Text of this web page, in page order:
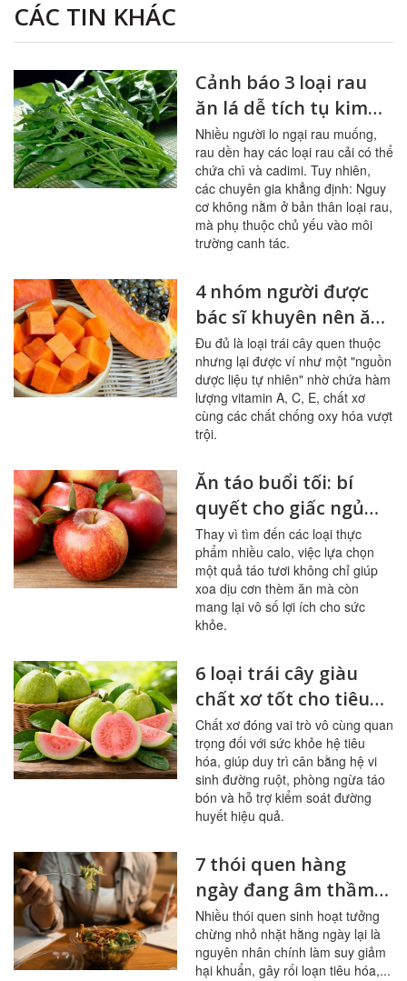
CÁC TIN KHÁC
Cảnh báo 3 loại rau
ăn lá dễ tích tụ kim
loại nặng
Nhiều người lo ngại rau muống,
rau dền hay các loại rau cải có thể
chứa chì và cadimi. Tuy nhiên,
các chuyên gia khẳng định: Nguy
cơ không nằm ở bản thân loại rau,
mà phụ thuộc chủ yếu vào môi
trường canh tác.
4 nhóm người được
bác sĩ khuyên nên ăn
đu đủ thường xuyên
Đu đủ là loại trái cây quen thuộc
nhưng lại được ví như một "nguồn
dược liệu tự nhiên" nhờ chứa hàm
lượng vitamin A, C, E, chất xơ
cùng các chất chống oxy hóa vượt
trội.
Ăn táo buổi tối: bí
quyết cho giấc ngủ
ngon, hệ tiêu hóa
khỏe mạnh
Thay vì tìm đến các loại thực
phẩm nhiều calo, việc lựa chọn
một quả táo tươi không chỉ giúp
xoa dịu cơn thèm ăn mà còn
mang lại vô số lợi ích cho sức
khỏe.
6 loại trái cây giàu
chất xơ tốt cho tiêu
hóa, đường huyết
Chất xơ đóng vai trò vô cùng quan
trọng đối với sức khỏe hệ tiêu
hóa, giúp duy trì cân bằng hệ vi
sinh đường ruột, phòng ngừa táo
bón và hỗ trợ kiểm soát đường
huyết hiệu quả.
7 thói quen hàng
ngày đang âm thầm
tàn phá đường ruột
Nhiều thói quen sinh hoạt tưởng
chừng nhỏ nhặt hằng ngày lại là
nguyên nhân chính làm suy giảm
hại khuẩn, gây rối loạn tiêu hóa,...